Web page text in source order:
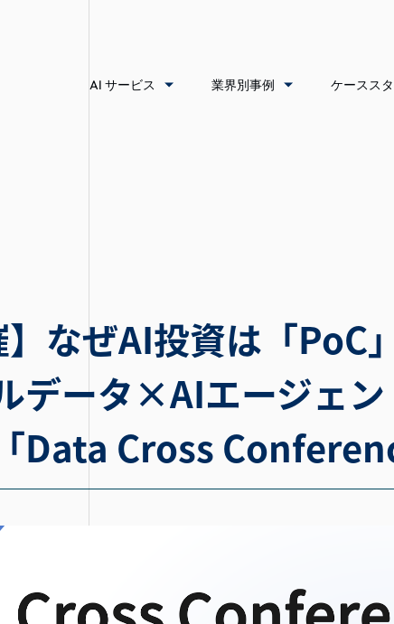
AI サービス 業界別事例 ケースス
】なぜAI投資は「PoC
データ×AIエージェ
Data Cross